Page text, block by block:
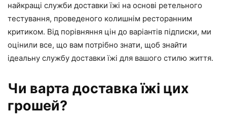
найкращі служби доставки їжі на основі ретельного
тестування, проведеного колишнім ресторанним
критиком. Від порівняння цін до варіантів підписки, ми
оцінили все, що вам потрібно знати, щоб знайти
ідеальну службу доставки їжі для вашого стилю життя.
Чи варта доставка їжі цих
грошей?